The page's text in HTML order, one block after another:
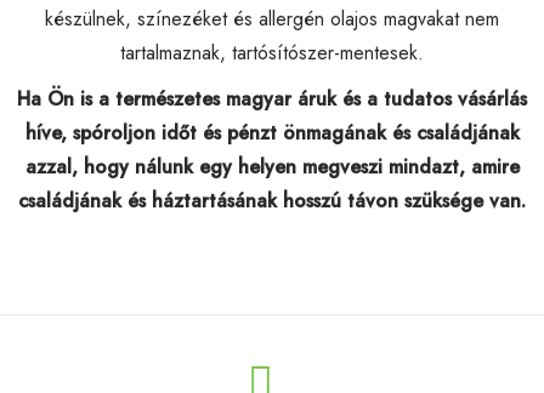
készülnek, színezéket és allergén olajos magvakat nem
tartalmaznak, tartósítószer-mentesek.
Ha Ön is a természetes magyar áruk és a tudatos vásárlás
híve, spóroljon időt és pénzt önmagának és családjának
azzal, hogy nálunk egy helyen megveszi mindazt, amire
családjának és háztartásának hosszú távon szüksége van.